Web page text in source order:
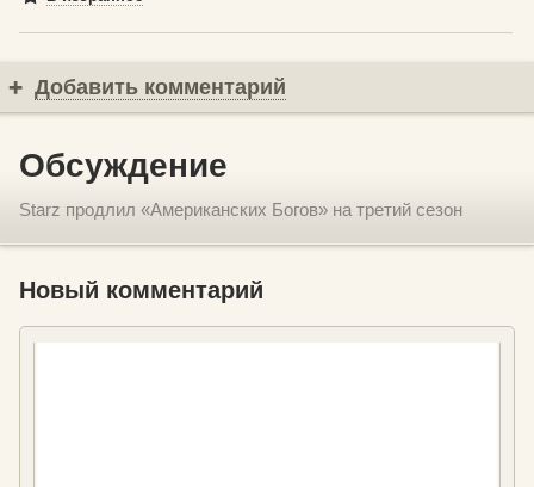
Добавить комментарий
Обсуждение
Starz продлил «Американских Богов» на третий сезон
Новый комментарий